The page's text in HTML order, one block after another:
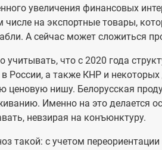
увеличения финансовых
числе на экспортные товары,
А сейчас может сложиться
учитывать, что с 2020 года
России, а также КНР и
ценовую нишу. Белорусская
Именно на это делается
невзирая на конъюнктуру.
такой: с учетом